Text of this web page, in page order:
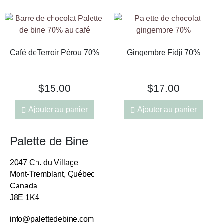
Café deTerroir Pérou 70%
$15.00
Ajouter au panier
Gingembre Fidji 70%
$17.00
Ajouter au panier
Palette de Bine
2047 Ch. du Village
Mont-Tremblant, Québec
Canada
J8E 1K4
info@palettedebine.com